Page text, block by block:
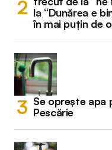
la “Dunărea e
în mai puțin de
Se oprește apa
Pescărie